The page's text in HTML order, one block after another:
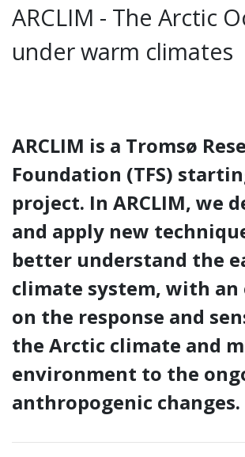
ARCLIM - The Arctic
under warm climates
ARCLIM is a Tromsø
Foundation (TFS)
project. In ARCLIM, we
and apply new
better understand the
climate system, with an
on the response and
the Arctic climate and
environment to the
anthropogenic changes.